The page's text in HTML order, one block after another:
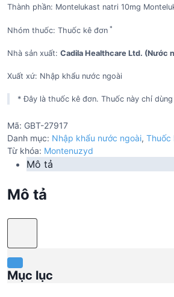
Thành phần: Montelukast natri 10mg
Nhóm thuốc: Thuốc kê đơn *
Nhà sản xuất: Cadila Healthcare Ltd. (Nước
Xuất xứ: Nhập khẩu nước ngoài
* Đây là thuốc kê đơn. Thuốc này chỉ
Mã: GBT-27917
Danh mục: Nhập khẩu nước ngoài, Thuốc
Từ khóa: Montenuzyd
Mô tả
Mô tả
Mục lục